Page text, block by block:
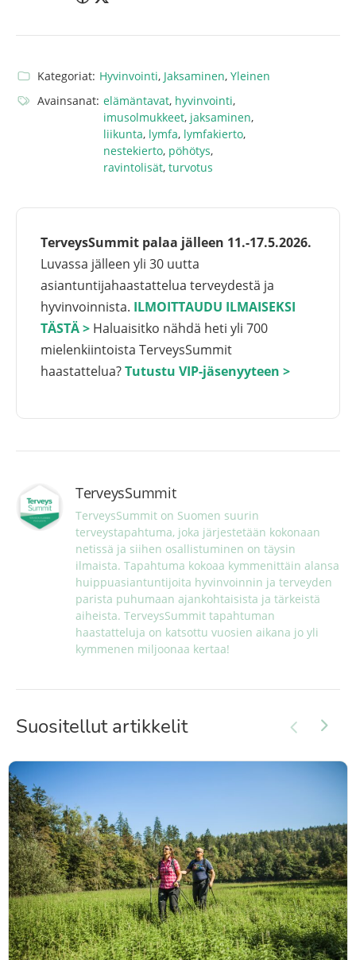
Kategoriat: Hyvinvointi, Jaksaminen, Yleinen
Avainsanat: elämäntavat, hyvinvointi,
imusolmukkeet, jaksaminen,
liikunta, lymfa, lymfakierto,
nestekierto, pöhötys,
ravintolisät, turvotus
TerveysSummit palaa jälleen 11.-17.5.2026.
Luvassa jälleen yli 30 uutta
asiantuntijahaastattelua terveydestä ja
hyvinvoinnista. ILMOITTAUDU ILMAISEKSI
TÄSTÄ > Haluaisitko nähdä heti yli 700
mielenkiintoista TerveysSummit
haastattelua?Tutustu VIP-jäsenyyteen >
TerveysSummit
TerveysSummit on Suomen suurin
terveystapahtuma, joka järjestetään kokonaan
netissä ja siihen osallistuminen on täysin
ilmaista. Tapahtuma kokoaa kymmenittäin alansa
huippuasiantuntijoita hyvinvoinnin ja terveyden
parista puhumaan ajankohtaisista ja tärkeistä
aiheista. TerveysSummit tapahtuman
haastatteluja on katsottu vuosien aikana jo yli
kymmenen miljoonaa kertaa!
Suositellut artikkelit